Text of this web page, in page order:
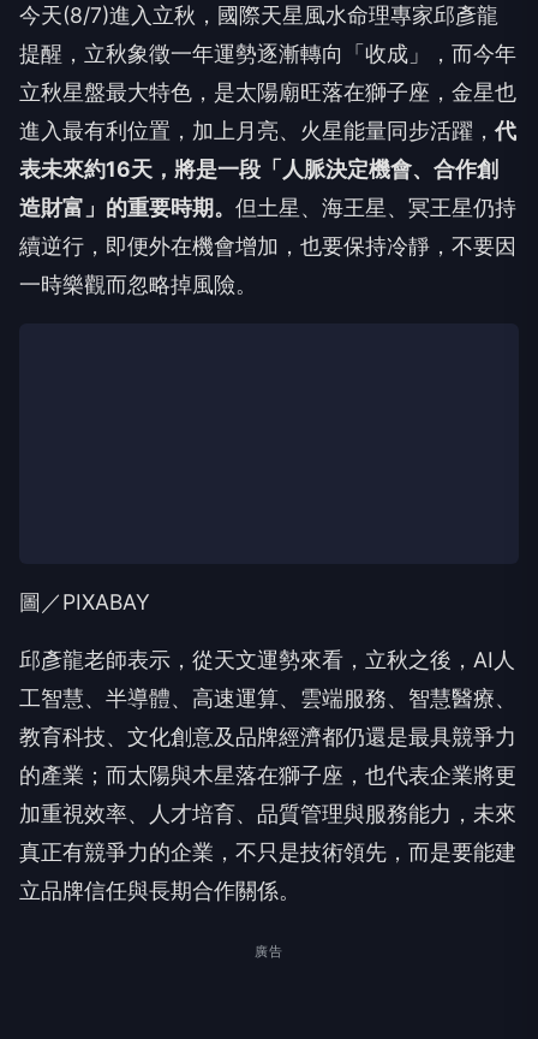
今天(8/7)進入立秋，國際天星風水命理專家邱彥龍
提醒，立秋象徵一年運勢逐漸轉向「收成」，而今年
立秋星盤最大特色，是太陽廟旺落在獅子座，金星也
進入最有利位置，加上月亮、火星能量同步活躍， 代
表未來約16天，將是一段「人脈決定機會、合作創
造財富」的重要時期。 但土星、海王星、冥王星仍持
續逆行，即便外在機會增加，也要保持冷靜，不要因
一時樂觀而忽略掉風險。
邱彥龍老師表示，從天文運勢來看，立秋之後，AI人
工智慧、半導體、高速運算、雲端服務、智慧醫療、
教育科技、文化創意及品牌經濟都仍還是最具競爭力
的產業；而太陽與木星落在獅子座，也代表企業將更
加重視效率、人才培育、品質管理與服務能力，未來
真正有競爭力的企業，不只是技術領先，而是要能建